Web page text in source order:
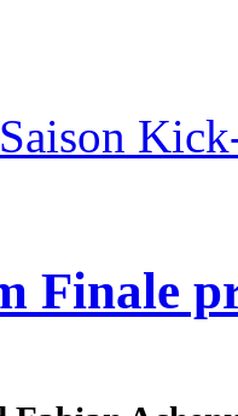
Saison
Finale